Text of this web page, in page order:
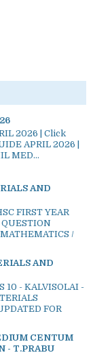
2026 | Click
APRIL 2026 |
MED...
AND
FIRST YEAR
/
AND
10 - KALVISOLAI -
FOR
CENTUM
- T.PRABU